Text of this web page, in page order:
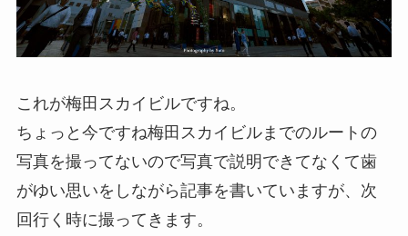
これが梅田スカイビルですね。
ちょっと今ですね梅田スカイビルまでのルートの
写真を撮ってないので写真で説明できてなくて歯
がゆい思いをしながら記事を書いていますが、次
回行く時に撮ってきます。